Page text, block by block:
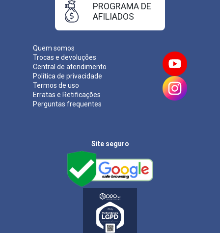
Quem somos
Trocas e devoluções
Central de atendimento
Política de privacidade
Termos de uso
Erratas e Retificações
Perguntas frequentes
PROGRAMA DE
AFILIADOS
Site seguro